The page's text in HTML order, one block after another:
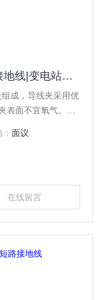
JDX安全电力工具|便携式短路接地线|变电站专业接地线
成，导线夹采用优
表面不宜氧气。操
面议
在线留言